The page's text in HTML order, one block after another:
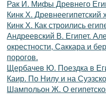
Рак И. Мифы Древнего
Кинк Х. Древнеегипетский
Кинк Х. Как строились
Андреевский В. Египет.
окрестности, Саккара и
порогов.
Щербачев Ю. Поездка в
Каир. По Нилу и на
Шампольон Ж. О